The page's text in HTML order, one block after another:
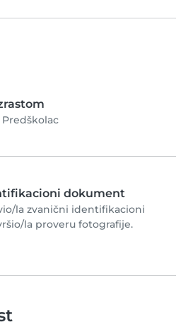
Predškolac
dokument
la zvanični identifikacioni
la proveru fotografije.